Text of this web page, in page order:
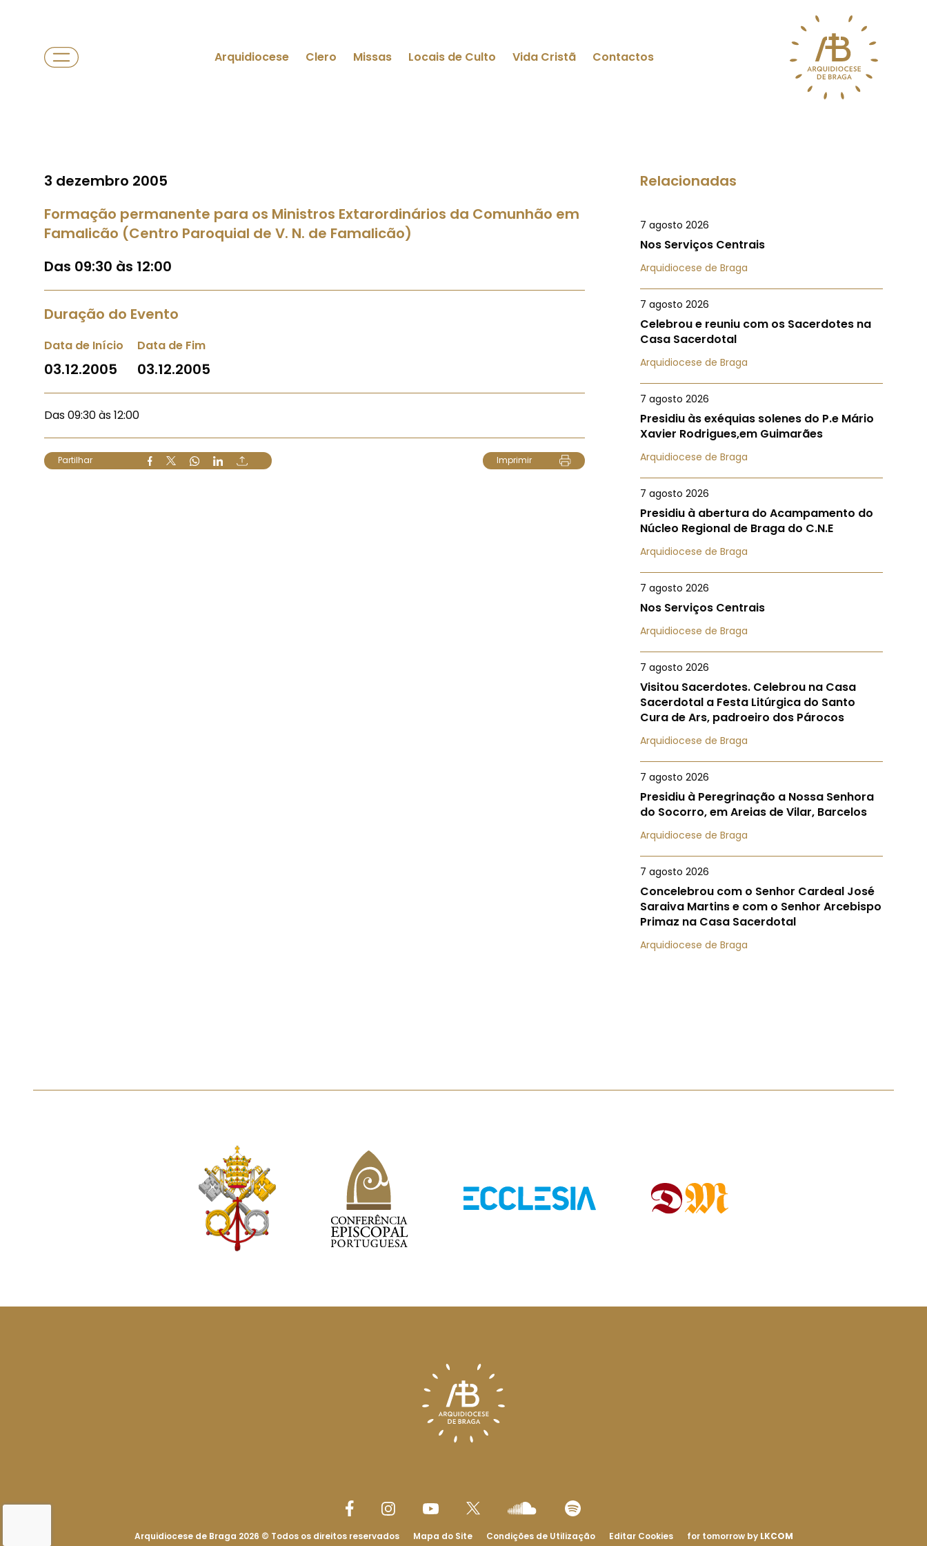
Arquidiocese Clero Missas Locais de Culto Vida Cristã Contactos
3 dezembro 2005
Formação permanente para os Ministros Extarordinários da Comunhão em
Famalicão (Centro Paroquial de V. N. de Famalicão)
Das 09:30 às 12:00
Duração do Evento
Data de Início
03.12.2005
Data de Fim
03.12.2005
Das 09:30 às 12:00
Partilhar Imprimir
Relacionadas
7 agosto 2026
Nos Serviços Centrais
Arquidiocese de Braga
7 agosto 2026
Celebrou e reuniu com os Sacerdotes na
Casa Sacerdotal
Arquidiocese de Braga
7 agosto 2026
Presidiu às exéquias solenes do P.e Mário
Xavier Rodrigues,em Guimarães
Arquidiocese de Braga
7 agosto 2026
Presidiu à abertura do Acampamento do
Núcleo Regional de Braga do C.N.E
Arquidiocese de Braga
7 agosto 2026
Nos Serviços Centrais
Arquidiocese de Braga
7 agosto 2026
Visitou Sacerdotes. Celebrou na Casa
Sacerdotal a Festa Litúrgica do Santo
Cura de Ars, padroeiro dos Párocos
Arquidiocese de Braga
7 agosto 2026
Presidiu à Peregrinação a Nossa Senhora
do Socorro, em Areias de Vilar, Barcelos
Arquidiocese de Braga
7 agosto 2026
Concelebrou com o Senhor Cardeal José
Saraiva Martins e com o Senhor Arcebispo
Primaz na Casa Sacerdotal
Arquidiocese de Braga
Arquidiocese de Braga 2026 © Todos os direitos reservados Mapa do Site Condições de Utilização Editar Cookies for tomorrow by LKCOM